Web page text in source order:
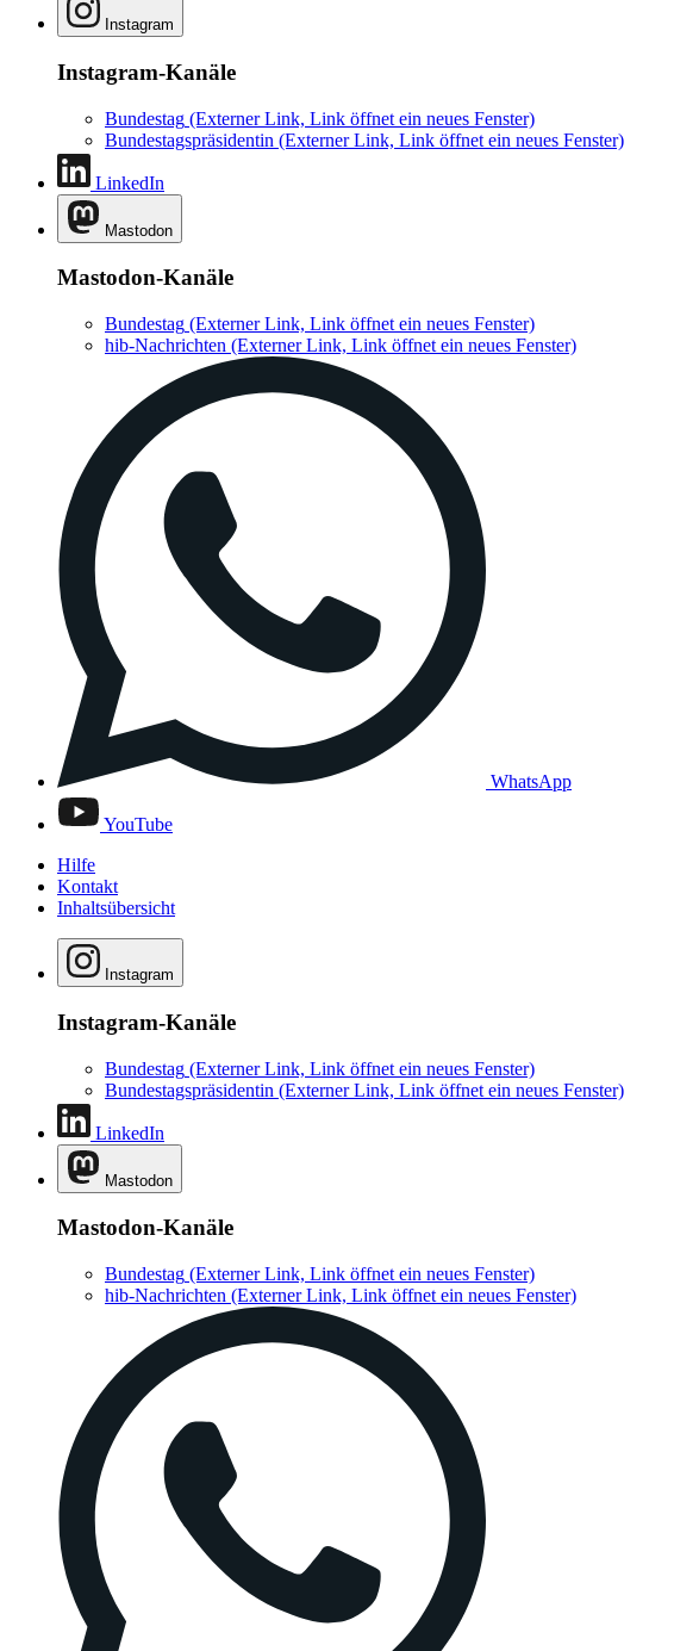
Instagram
Instagram-Kanäle
Bundestag (Externer Link, Link öffnet ein neues Fenster)
Bundestagspräsidentin (Externer Link, Link öffnet ein neues Fenster)
LinkedIn
Mastodon
Mastodon-Kanäle
Bundestag (Externer Link, Link öffnet ein neues Fenster)
hib-Nachrichten (Externer Link, Link öffnet ein neues Fenster)
WhatsApp
YouTube
Hilfe
Kontakt
Inhaltsübersicht
Instagram
Instagram-Kanäle
Bundestag (Externer Link, Link öffnet ein neues Fenster)
Bundestagspräsidentin (Externer Link, Link öffnet ein neues Fenster)
LinkedIn
Mastodon
Mastodon-Kanäle
Bundestag (Externer Link, Link öffnet ein neues Fenster)
hib-Nachrichten (Externer Link, Link öffnet ein neues Fenster)